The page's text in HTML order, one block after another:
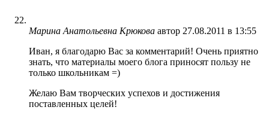
Марина Анатольевна Крюкова автор 27.08.2011 в 13:55
Иван, я благодарю Вас за комментарий! Очень приятно
знать, что материалы моего блога приносят пользу не
только школьникам =)
Желаю Вам творческих успехов и достижения
поставленных целей!